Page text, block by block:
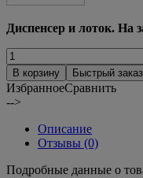
Диспенсер и лоток. На
В корзину Быстрый заказ
ИзбранноеСравнить
-->
Описание
Отзывы (0)
Подробные данные о